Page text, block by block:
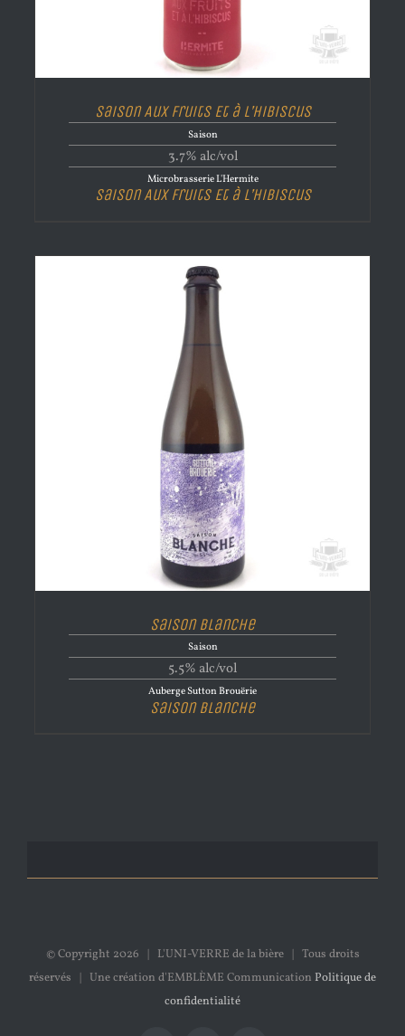
Saison Aux Fruits Et à L’Hibiscus
Saison
3.7% alc/vol
Microbrasserie L'Hermite
Saison Aux Fruits Et à L’Hibiscus
Saison Blanche
Saison
5.5% alc/vol
Auberge Sutton Brouërie
Saison Blanche
© Copyright 2026 | L'UNI-VERRE de la bière | Tous droits
réservés | Une création d'EMBLÈME Communication Politique de
confidentialité